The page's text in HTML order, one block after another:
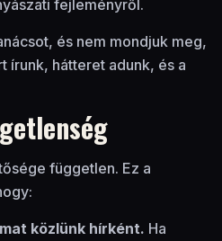
fejleményről.
és nem mondjuk meg,
írunk, hátteret adunk, és a
független. Ez a
közlünk hírként. Ha